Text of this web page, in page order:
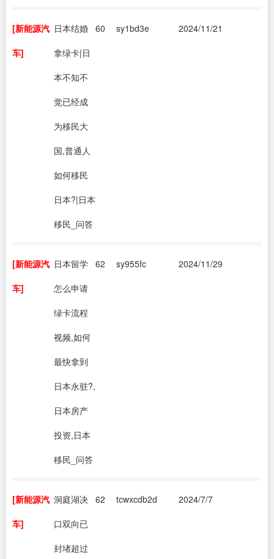
[新能源汽
车]
日本结婚
拿绿卡|日
本不知不
觉已经成
为移民大
国,普通人
如何移民
日本?|日本
移民_问答
60 sy1bd3e 2024/11/21
[新能源汽
车]
日本留学
怎么申请
绿卡流程
视频,如何
最快拿到
日本永驻?,
日本房产
投资,日本
移民_问答
62 sy955fc 2024/11/29
[新能源汽
车]
洞庭湖决
口双向已
封堵超过
62 tcwxcdb2d 2024/7/7